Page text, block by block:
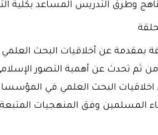
وطرق التدريس المساعد بكلية
بمقدمة عن أخلاقيات البحث
ثم تحدث عن أهمية التصور
البحث العلمي في المؤسسات
المسلمين وفق المنهجيات